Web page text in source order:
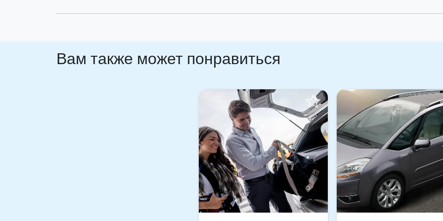
Вам также может понравиться